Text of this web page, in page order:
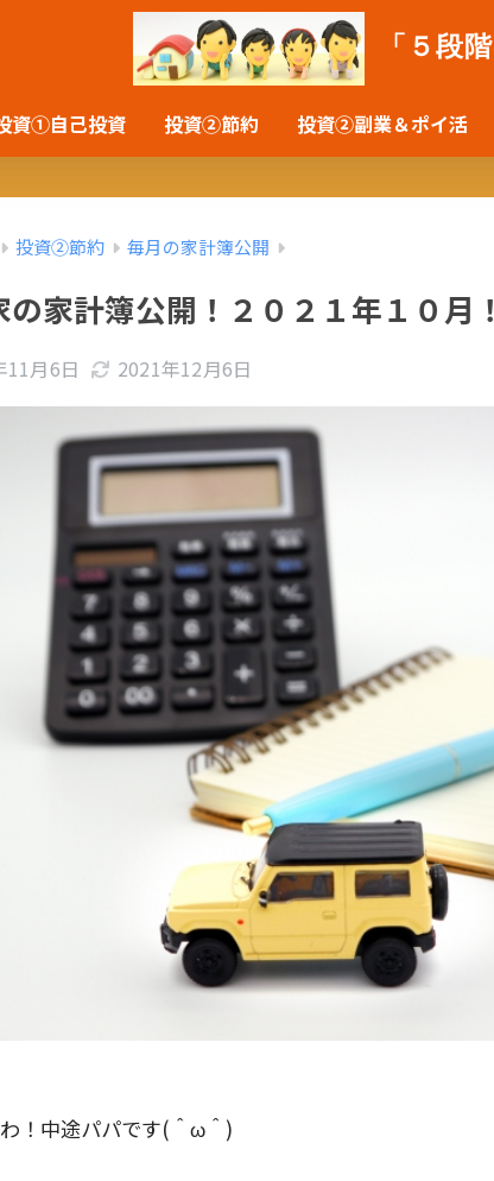
「５段
資①自己投資 投資②節約 投資②副業＆ポイ活
投資②節約 毎月の家計簿公開
家計簿公開！２０２１年１０月！
11月6日 2021年12月6日
！中途パパです(＾ω＾)